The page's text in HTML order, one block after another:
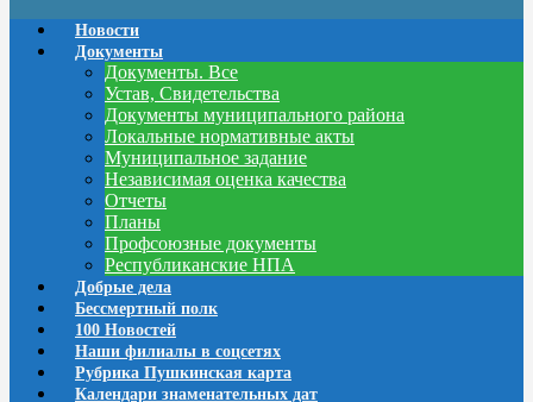
Новости
Документы
Документы. Все
Устав, Свидетельства
Документы муниципального района
Локальные нормативные акты
Муниципальное задание
Независимая оценка качества
Отчеты
Планы
Профсоюзные документы
Республиканские НПА
Добрые дела
Бессмертный полк
100 Новостей
Наши филиалы в соцсетях
Рубрика Пушкинская карта
Календари знаменательных дат